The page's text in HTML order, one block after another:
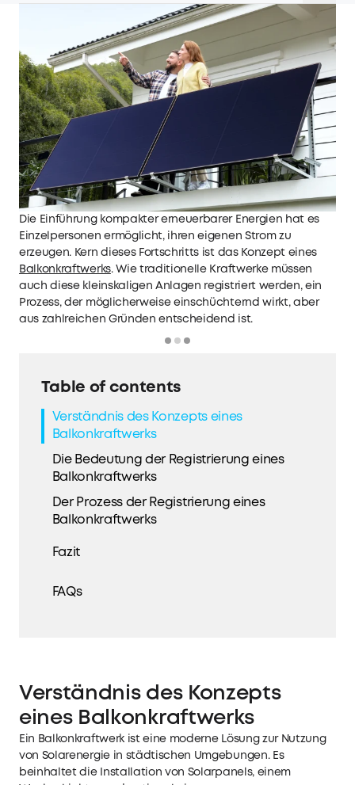
Die Einführung kompakter erneuerbarer Energien hat es
Einzelpersonen ermöglicht, ihren eigenen Strom zu
erzeugen. Kern dieses Fortschritts ist das Konzept eines
Balkonkraftwerks. Wie traditionelle Kraftwerke müssen
auch diese kleinskaligen Anlagen registriert werden, ein
Prozess, der möglicherweise einschüchternd wirkt, aber
aus zahlreichen Gründen entscheidend ist.
Table of contents
Verständnis des Konzepts eines
Balkonkraftwerks
Die Bedeutung der Registrierung eines
Balkonkraftwerks
Der Prozess der Registrierung eines
Balkonkraftwerks
Fazit
FAQs
Verständnis des Konzepts
eines Balkonkraftwerks
Ein Balkonkraftwerk ist eine moderne Lösung zur Nutzung
von Solarenergie in städtischen Umgebungen. Es
beinhaltet die Installation von Solarpanels, einem